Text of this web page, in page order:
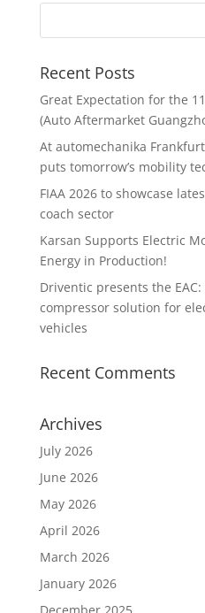
Recent Posts
Great Expectation for the
(Auto Aftermarket
At automechanika
puts tomorrow’s mobility
FIAA 2026 to showcase
coach sector
Karsan Supports Electric
Energy in Production!
Driventic presents the
compressor solution for
vehicles
Recent Comments
Archives
July 2026
June 2026
May 2026
April 2026
March 2026
January 2026